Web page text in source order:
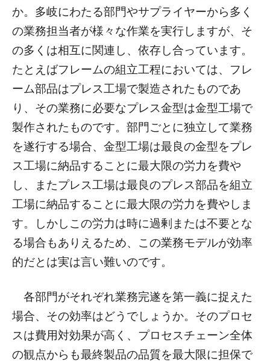
か。多岐にわたる部門やサプライヤーから多く
の業務担当者が様々な作業を実行しますが、そ
の多くは相互に関連し、依存し合っています。
たとえばフレームの組立工程においては、フレ
ーム部品はプレス工場で製造されたものであ
り、その業務に必要なプレス金型は金型工場で
製作されたものです。部門ごとに独立して業務
を遂行する場合、金型工場は最良の金型をプレ
ス工場に納品することに最大限の労力を費や
し、またプレス工場は最良のプレス部品を組立
工場に納品することに最大限の労力を費やしま
す。しかしこの労力は時に過剰または不要とな
る場合もありえるため、この業務モデルが効率
的だとは実は言い難いのです。
各部門がそれぞれ業務完遂を第一義に捉えた
場合、その効率はどうでしょうか。そのプロセ
スは費用対効果が高く、プロセスチェーン全体
の観点からも最終製品の品質を最大限に担保で